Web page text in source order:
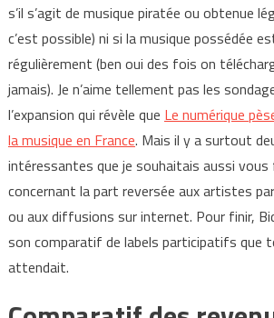
s’il s’agit de musique piratée ou obtenue
c’est possible) ni si la musique possédée
régulièrement (ben oui des fois on
jamais). Je n’aime tellement pas les
l’expansion qui révèle que Le numérique
la musique en France. Mais il y a surtout
intéressantes que je souhaitais aussi
concernant la part reversée aux artistes
ou aux diffusions sur internet. Pour finir,
son comparatif de labels participatifs que
attendait.